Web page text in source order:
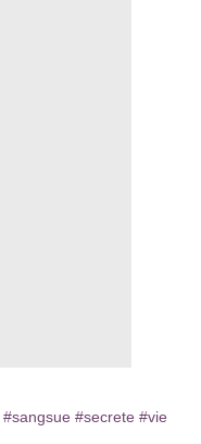
#sangsue #secrete #vie